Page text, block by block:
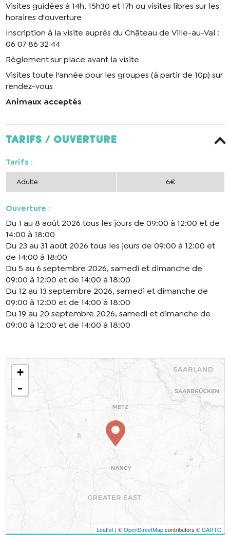
Visites guidées à 14h, 15h30 et 17h ou visites libres sur les
horaires d'ouverture
Inscription à la visite auprès du Château de Ville-au-Val :
06 07 86 32 44
Règlement sur place avant la visite
Visites toute l'année pour les groupes (à partir de 10p) sur
rendez-vous
Animaux acceptés
Tarifs / ouverture
Tarifs :
Adulte 6€
Ouverture :
Du 1 au 8 août 2026 tous les jours de 09:00 à 12:00 et de
14:00 à 18:00
Du 23 au 31 août 2026 tous les jours de 09:00 à 12:00 et
de 14:00 à 18:00
Du 5 au 6 septembre 2026, samedi et dimanche de
09:00 à 12:00 et de 14:00 à 18:00
Du 12 au 13 septembre 2026, samedi et dimanche de
09:00 à 12:00 et de 14:00 à 18:00
Du 19 au 20 septembre 2026, samedi et dimanche de
09:00 à 12:00 et de 14:00 à 18:00
+
-
Leaflet| ©OpenStreetMapcontributors ©CARTO
En cochant cette case, j’accepte que les
informations saisies soient utilisées pour
permettre de me recontacter.